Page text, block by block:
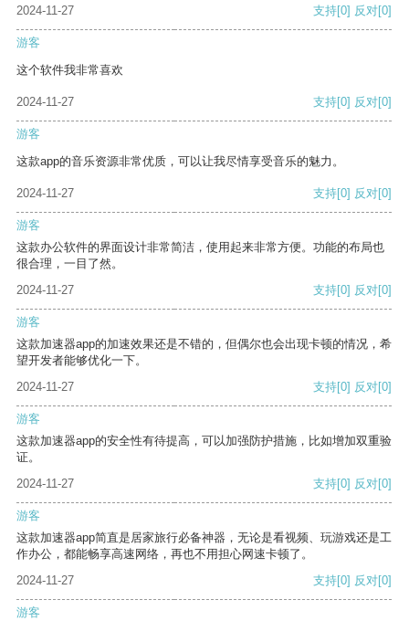
2024-11-27 支持[0] 反对[0]
游客
这个软件我非常喜欢
2024-11-27 支持[0] 反对[0]
游客
这款app的音乐资源非常优质，可以让我尽情享受音乐的魅力。
2024-11-27 支持[0] 反对[0]
游客
这款办公软件的界面设计非常简洁，使用起来非常方便。功能的布局也
很合理，一目了然。
2024-11-27
支持[0] 反对[0]
游客
这款加速器app的加速效果还是不错的，但偶尔也会出现卡顿的情况，希
望开发者能够优化一下。
2024-11-27
支持[0] 反对[0]
游客
这款加速器app的安全性有待提高，可以加强防护措施，比如增加双重验
证。
2024-11-27
支持[0] 反对[0]
游客
这款加速器app简直是居家旅行必备神器，无论是看视频、玩游戏还是工
作办公，都能畅享高速网络，再也不用担心网速卡顿了。
2024-11-27
支持[0] 反对[0]
游客